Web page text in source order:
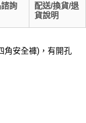
詢
配送/換貨/退
貨說明
角安全褲)，有開孔